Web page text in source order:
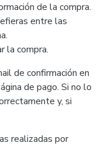
de la compra.
entre las
la compra.
de confirmación en
de pago. Si no lo
y, si
realizadas por